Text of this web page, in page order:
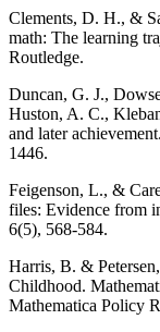
Clements, D. H., &
math: The learning
Routledge.
Duncan, G. J.,
Huston, A. C.,
and later
1446.
Feigenson, L., &
files: Evidence from
6(5), 568-584.
Harris, B. &
Childhood.
Mathematica Policy